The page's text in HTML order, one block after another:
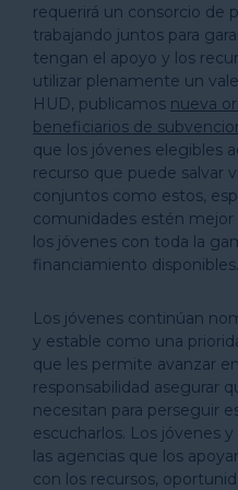
requerirá un consorcio de
trabajando juntos para
tengan el apoyo y los
utilizar plenamente un
HUD, publicamos nueva
beneficiarios de
que los jóvenes elegibles
recurso que puede salvar
conjuntos como estos,
comunidades estén mejor
los jóvenes con toda la
financiamiento disponibles.
Los jóvenes continúan
y estable como una
que les permite avanzar
responsabilidad asegurar
necesitan para perseguir
escucharlos. Los jóvenes
las agencias que los
con los recursos,